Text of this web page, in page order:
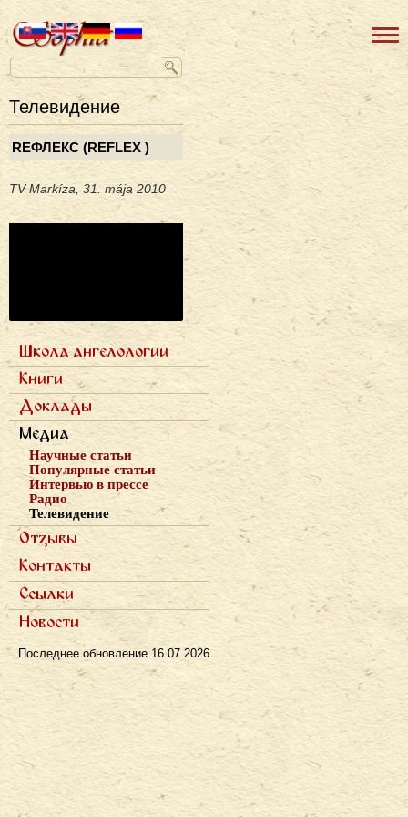
Телевидение
RЕФЛЕКС (REFLEX )
TV Markíza, 31. mája 2010
Primárne
odkazy
ru
Школа ангелологии
Семь ступеней
Фотогалерея
Книги
Семь архангелов
Доклады
Записи докладов
Медиа
Научные статьи
Популярные статьи
Интервью в прессе
Радио
Телевидение
Отзывы
Полемика
Рецензии
Контакты
Ссылки
Новости
Последнее обновление 16.07.2026